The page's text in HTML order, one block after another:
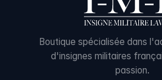
Boutique spécialisée dans
d'insignes militaires
passion.